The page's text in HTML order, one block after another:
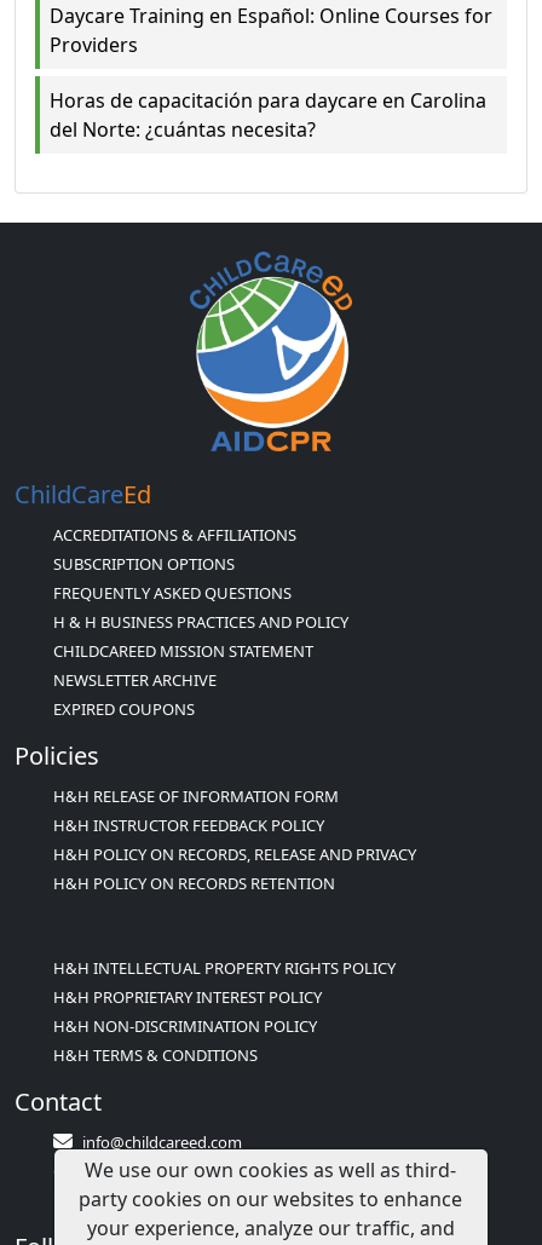
Daycare Training en Español: Online Courses for
Providers
Horas de capacitación para daycare en Carolina
del Norte: ¿cuántas necesita?
ChildCareEd
ACCREDITATIONS & AFFILIATIONS
SUBSCRIPTION OPTIONS
FREQUENTLY ASKED QUESTIONS
H & H BUSINESS PRACTICES AND POLICY
CHILDCAREED MISSION STATEMENT
NEWSLETTER ARCHIVE
EXPIRED COUPONS
Policies
H&H RELEASE OF INFORMATION FORM
H&H INSTRUCTOR FEEDBACK POLICY
H&H POLICY ON RECORDS, RELEASE AND PRIVACY
H&H POLICY ON RECORDS RETENTION
H&H INTELLECTUAL PROPERTY RIGHTS POLICY
H&H PROPRIETARY INTEREST POLICY
H&H NON-DISCRIMINATION POLICY
H&H TERMS & CONDITIONS
Contact
info@childcareed.com
Contact Us
1(833)283-2241 (2TEACH1)
We use our own cookies as well as third-
party cookies on our websites to enhance
your experience, analyze our traffic, and